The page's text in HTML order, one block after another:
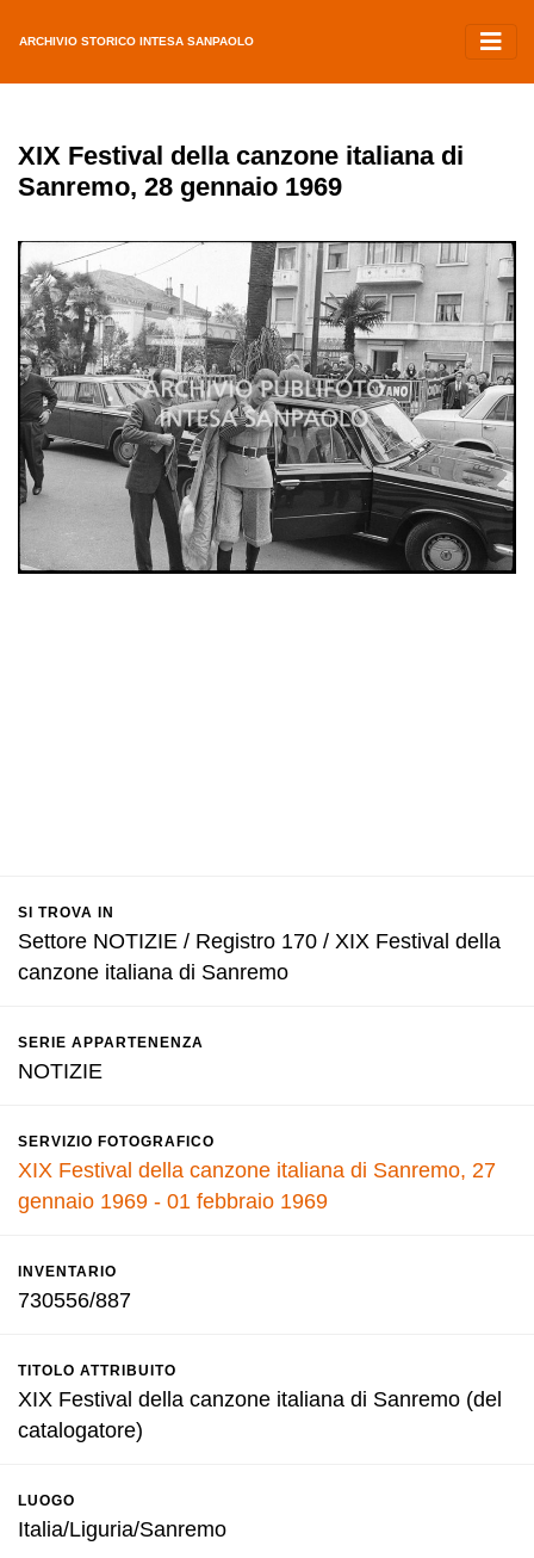
ARCHIVIO STORICO INTESA SANPAOLO
XIX Festival della canzone italiana di
Sanremo, 28 gennaio 1969
SI TROVA IN
Settore NOTIZIE / Registro 170 / XIX Festival della
canzone italiana di Sanremo
SERIE APPARTENENZA
NOTIZIE
SERVIZIO FOTOGRAFICO
XIX Festival della canzone italiana di Sanremo, 27
gennaio 1969 - 01 febbraio 1969
INVENTARIO
730556/887
TITOLO ATTRIBUITO
XIX Festival della canzone italiana di Sanremo (del
catalogatore)
LUOGO
Italia/Liguria/Sanremo